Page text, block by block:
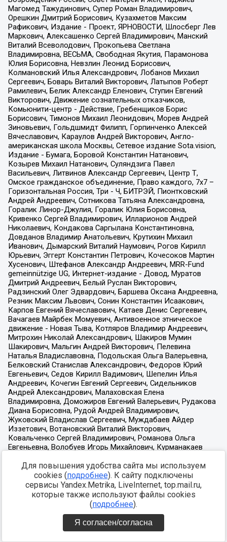
Для повышения удобства сайта мы используем
cookies (подробнее). К сайту подключены
сервисы Yandex.Metrika, LiveInternet, top.mail.ru,
которые также используют файлы cookies
(подробнее).
Я согласен/согласна